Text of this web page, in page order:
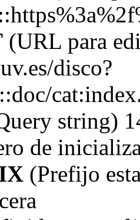
(URL para
disco?
string)
de
(Prefijo